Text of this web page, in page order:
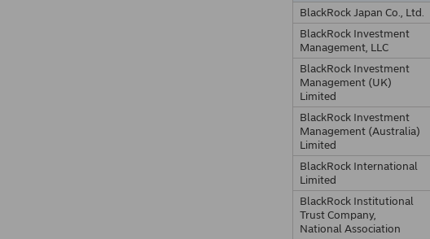
BlackRock Japan Co., Ltd.
BlackRock Investment
Management, LLC
BlackRock Investment
Management (UK)
Limited
BlackRock Investment
Management (Australia)
Limited
BlackRock International
Limited
BlackRock Institutional
Trust Company,
National Association